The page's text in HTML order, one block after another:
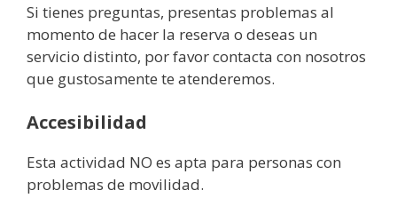
Si tienes preguntas, presentas problemas al
momento de hacer la reserva o deseas un
servicio distinto, por favor contacta con nosotros
que gustosamente te atenderemos.
Accesibilidad
Esta actividad NO es apta para personas con
problemas de movilidad.